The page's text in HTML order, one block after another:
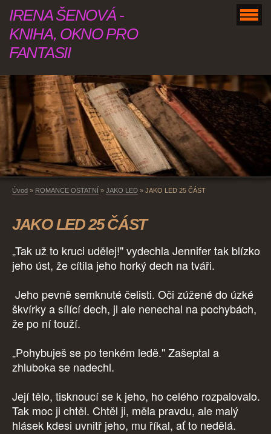
IRENA ŠENOVÁ -
KNIHA, OKNO PRO
FANTASII
Úvod » ROMANCE OSTATNÍ » JAKO LED » JAKO LED 25 ČÁST
JAKO LED 25 ČÁST
„Tak už to kruci udělej!" vydechla Jennifer tak blízko
jeho úst, že cítila jeho horký dech na tváři.
Jeho pevně semknuté čelisti. Oči zúžené do úzké
škvírky a sílící dech, ji ale nenechal na pochybách,
že po ní touží.
„Pohybuješ se po tenkém ledě." Zašeptal a
zhluboka se nadechl.
Její tělo, tisknoucí se k jeho, ho celého rozpalovalo.
Tak moc ji chtěl. Chtěl ji, měla pravdu, ale malý
hlásek kdesi uvnitř jeho, mu říkal, ať to nedělá.